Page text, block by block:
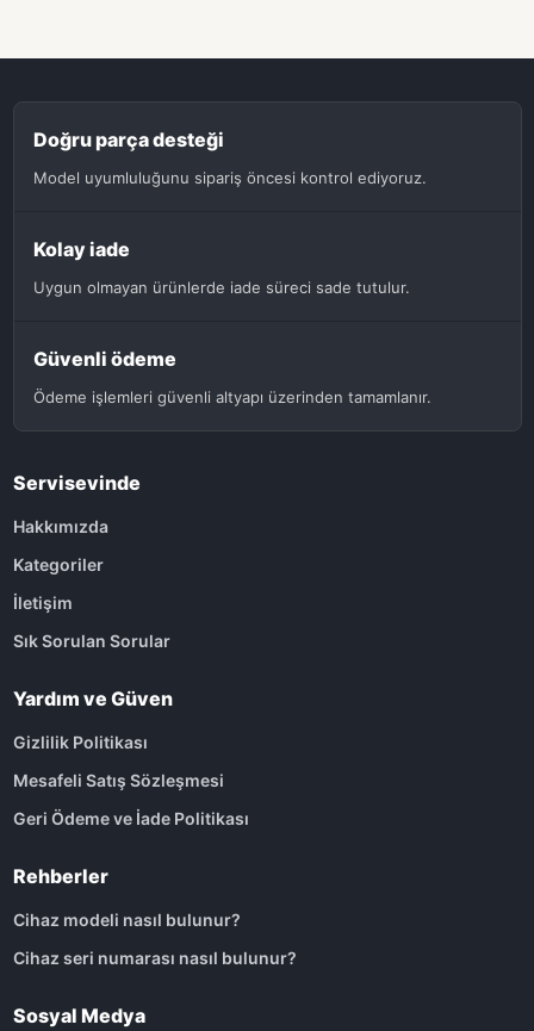
Doğru parça desteği
Model uyumluluğunu sipariş öncesi kontrol ediyoruz.
Kolay iade
Uygun olmayan ürünlerde iade süreci sade tutulur.
Güvenli ödeme
Ödeme işlemleri güvenli altyapı üzerinden tamamlanır.
Servisevinde
Hakkımızda
Kategoriler
İletişim
Sık Sorulan Sorular
Yardım ve Güven
Gizlilik Politikası
Mesafeli Satış Sözleşmesi
Geri Ödeme ve İade Politikası
Rehberler
Cihaz modeli nasıl bulunur?
Cihaz seri numarası nasıl bulunur?
Sosyal Medya